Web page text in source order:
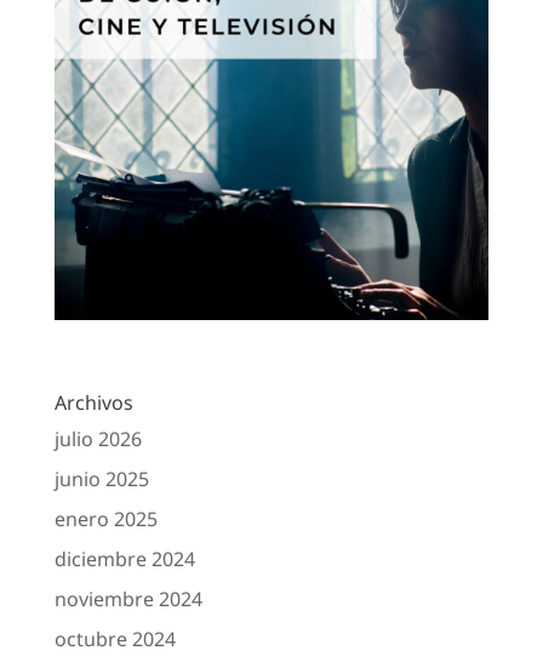
Archivos
julio 2026
junio 2025
enero 2025
diciembre 2024
noviembre 2024
octubre 2024